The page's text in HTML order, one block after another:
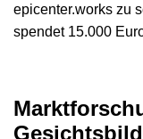
epicenter.works zu
spendet 15.000